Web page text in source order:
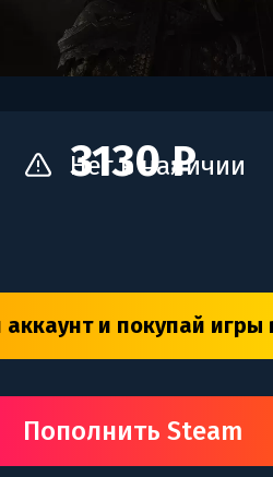
3130 ₽
и покупай игры
Пополнить Steam
Нет в наличии